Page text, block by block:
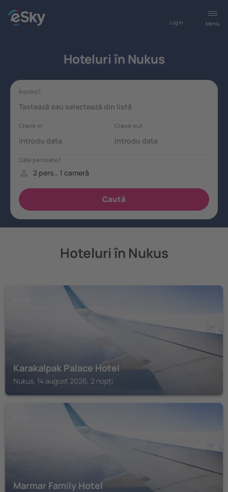
Meniu
Log in
Hoteluri în Nukus
Hoteluri în Nukus
Karakalpak Palace Hotel
Nukus, 14 august 2026, 2 nopți
Marmar Family Hotel